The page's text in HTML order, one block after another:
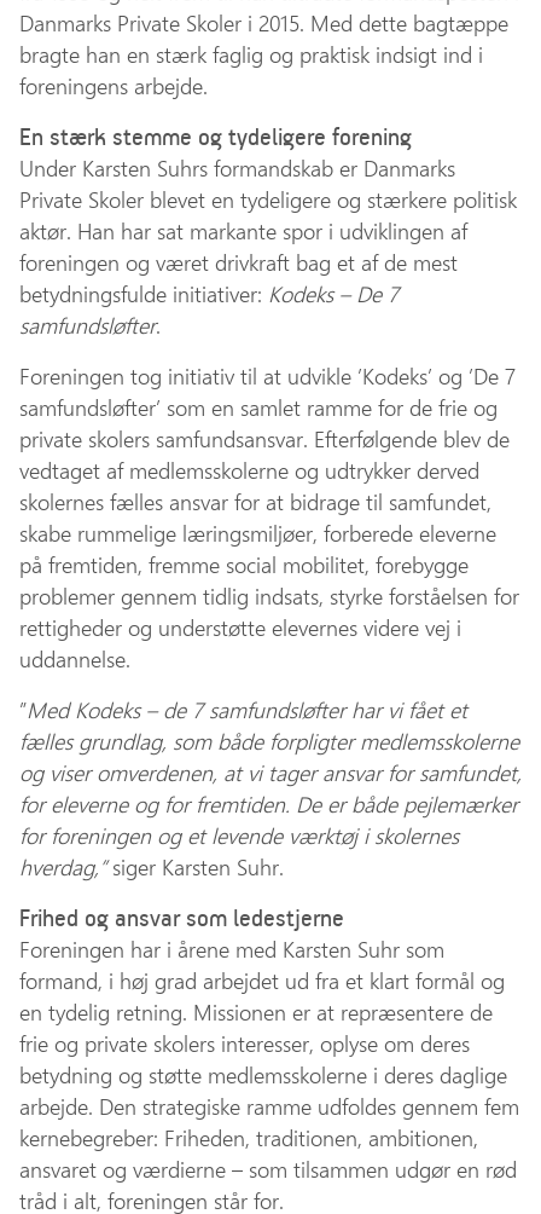
Danmarks Private Skoler i 2015. Med dette bagtæppe
bragte han en stærk faglig og praktisk indsigt ind i
foreningens arbejde.
En stærk stemme og tydeligere forening
Under Karsten Suhrs formandskab er Danmarks
Private Skoler blevet en tydeligere og stærkere politisk
aktør. Han har sat markante spor i udviklingen af
foreningen og været drivkraft bag et af de mest
betydningsfulde initiativer: Kodeks – De 7
samfundsløfter.
Foreningen tog initiativ til at udvikle ’Kodeks’ og ’De 7
samfundsløfter’ som en samlet ramme for de frie og
private skolers samfundsansvar. Efterfølgende blev de
vedtaget af medlemsskolerne og udtrykker derved
skolernes fælles ansvar for at bidrage til samfundet,
skabe rummelige læringsmiljøer, forberede eleverne
på fremtiden, fremme social mobilitet, forebygge
problemer gennem tidlig indsats, styrke forståelsen for
rettigheder og understøtte elevernes videre vej i
uddannelse.
”Med Kodeks – de 7 samfundsløfter har vi fået et
fælles grundlag, som både forpligter medlemsskolerne
og viser omverdenen, at vi tager ansvar for samfundet,
for eleverne og for fremtiden. De er både pejlemærker
for foreningen og et levende værktøj i skolernes
hverdag,”siger Karsten Suhr.
Frihed og ansvar som ledestjerne
Foreningen har i årene med Karsten Suhr som
formand, i høj grad arbejdet ud fra et klart formål og
en tydelig retning. Missionen er at repræsentere de
frie og private skolers interesser, oplyse om deres
betydning og støtte medlemsskolerne i deres daglige
arbejde. Den strategiske ramme udfoldes gennem fem
kernebegreber: Friheden, traditionen, ambitionen,
ansvaret og værdierne – som tilsammen udgør en rød
tråd i alt, foreningen står for.